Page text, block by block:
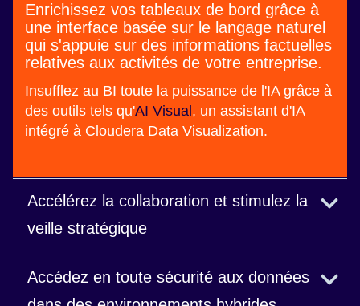
Enrichissez vos tableaux de bord grâce à
une interface basée sur le langage naturel
qui s'appuie sur des informations factuelles
relatives aux activités de votre entreprise.
Insufflez au BI toute la puissance de l'IA grâce à
des outils tels qu'AI Visual , un assistant d'IA
intégré à Cloudera Data Visualization.
Accélérez la collaboration et stimulez la
veille stratégique
Créez des tableaux de bord interactifs rapidement
et facilement et partagez instantanément les
Accédez en toute sécurité aux données